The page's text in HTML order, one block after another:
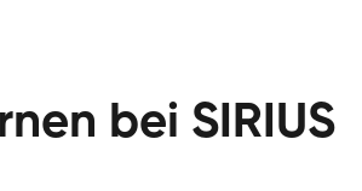
bei SIRIUS